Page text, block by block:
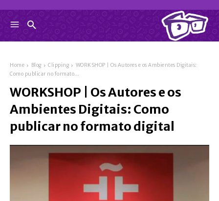
Home Blog Clipping
WORKSHOP | Os Autores e os Ambientes Digitais:
Como publicar no formato...
WORKSHOP | Os Autores e os
Ambientes Digitais: Como
publicar no formato digital